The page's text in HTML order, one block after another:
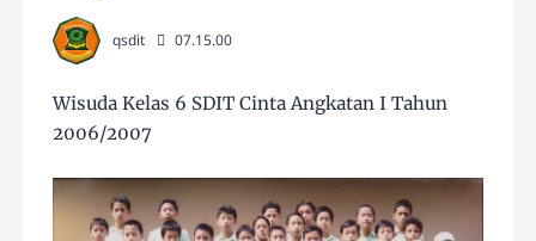
qsdit 07.15.00
Wisuda Kelas 6 SDIT Cinta Angkatan I Tahun
2006/2007